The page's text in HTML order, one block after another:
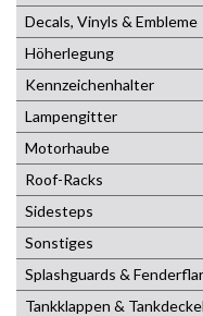
Decals, Vinyls & Embleme
Höherlegung
Kennzeichenhalter
Lampengitter
Motorhaube
Roof-Racks
Sidesteps
Sonstiges
Splashguards &
Tankklappen & Tankdeckel